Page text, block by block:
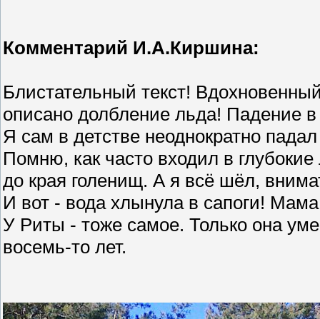
Комментарий И.А.Киршина:
Блистательный текст!
описано долбление льда! Падение
Я сам в детстве неоднократно
Помню, как часто входил в
до края голенищ. А я всё шёл,
И вот - вода хлынула в сапоги!
У Риты - тоже самое. Только она
восемь-то лет.